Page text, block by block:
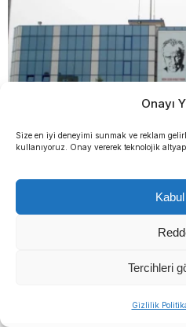
Onayı
Size en iyi deneyimi sunmak ve reklam
kullanıyoruz. Onay vererek teknolojik
Tercihleri
Gizlilik
Menderes Belediyesi’nde